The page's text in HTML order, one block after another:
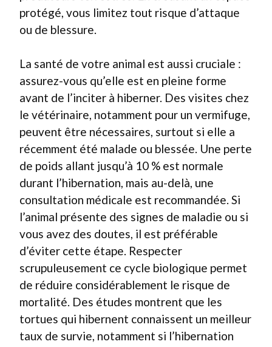
protégé, vous limitez tout risque d’attaque
ou de blessure.
La santé de votre animal est aussi cruciale :
assurez-vous qu’elle est en pleine forme
avant de l’inciter à hiberner. Des visites chez
le vétérinaire, notamment pour un vermifuge,
peuvent être nécessaires, surtout si elle a
récemment été malade ou blessée. Une perte
de poids allant jusqu’à 10 % est normale
durant l’hibernation, mais au-delà, une
consultation médicale est recommandée. Si
l’animal présente des signes de maladie ou si
vous avez des doutes, il est préférable
d’éviter cette étape. Respecter
scrupuleusement ce cycle biologique permet
de réduire considérablement le risque de
mortalité. Des études montrent que les
tortues qui hibernent connaissent un meilleur
taux de survie, notamment si l’hibernation